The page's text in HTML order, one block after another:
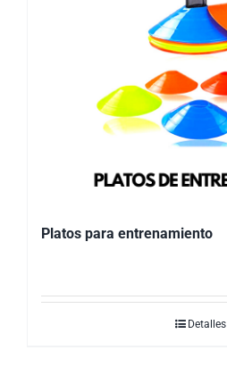
Platos para entrenamiento
Detalles